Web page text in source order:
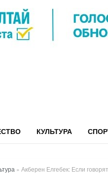
КУЛЬТУРА
» Акберен Елгебек: Если